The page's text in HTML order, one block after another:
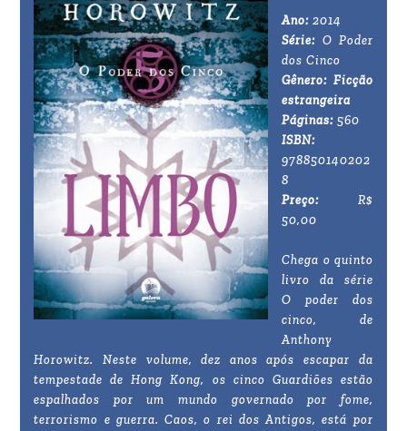
Ano:2014
Série: O Poder
dos Cinco
Gênero: Ficção
estrangeira
Páginas:560
ISBN:
978850140202
8
Preço: R$
50,00
Chega o quinto
livro da série
O poder dos
cinco, de
Anthony
Horowitz. Neste volume, dez anos após escapar da
tempestade de Hong Kong, os cinco Guardiões estão
espalhados por um mundo governado por fome,
terrorismo e guerra. Caos, o rei dos Antigos, está por